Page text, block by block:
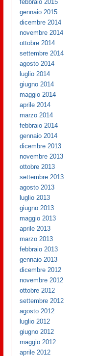
febbraio 2015
gennaio 2015
dicembre 2014
novembre 2014
ottobre 2014
settembre 2014
agosto 2014
luglio 2014
giugno 2014
maggio 2014
aprile 2014
marzo 2014
febbraio 2014
gennaio 2014
dicembre 2013
novembre 2013
ottobre 2013
settembre 2013
agosto 2013
luglio 2013
giugno 2013
maggio 2013
aprile 2013
marzo 2013
febbraio 2013
gennaio 2013
dicembre 2012
novembre 2012
ottobre 2012
settembre 2012
agosto 2012
luglio 2012
giugno 2012
maggio 2012
aprile 2012